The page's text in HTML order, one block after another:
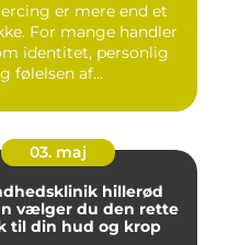
er mere end et
For mange handler
identitet, personlig
følelsen af...
03. maj
hillerød
vælger du den rette
til din hud og krop